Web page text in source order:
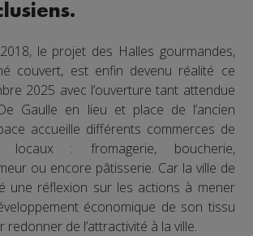
le projet des Halles gourmandes,
couvert, est enfin devenu réalité ce
2025 avec l’ouverture tant attendue
Gaulle en lieu et place de l’ancien
accueille différents commerces de
locaux : fromagerie, boucherie,
ou encore pâtisserie. Car la ville de
une réflexion sur les actions à mener
économique de son tissu
de l’attractivité à la ville.